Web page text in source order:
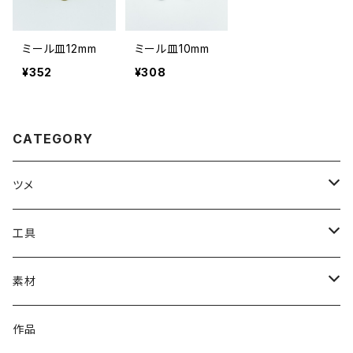
ミール皿12mm
¥352
ミール皿10mm
¥308
CATEGORY
ツメ
#1000番台ツメ
#4100番台ツメ
#4200番台ツメ
工具
溶接工具（ろう付け・ハンダ付けなど）
石留工具
素材
イヤリング金具
作品